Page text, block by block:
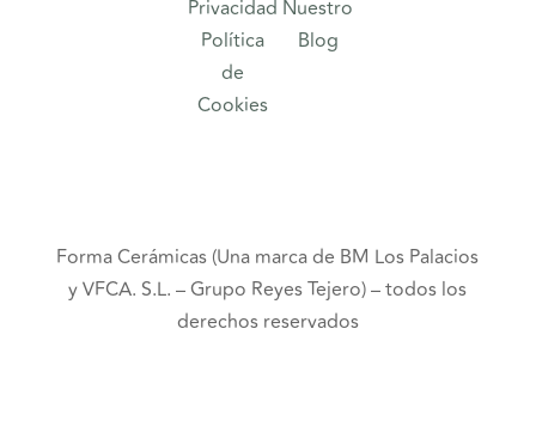
Privacidad
Política
de
Cookies
Nuestro
Blog
Forma Cerámicas (Una marca de BM Los Palacios
y VFCA. S.L. – Grupo Reyes Tejero) – todos los
derechos reservados